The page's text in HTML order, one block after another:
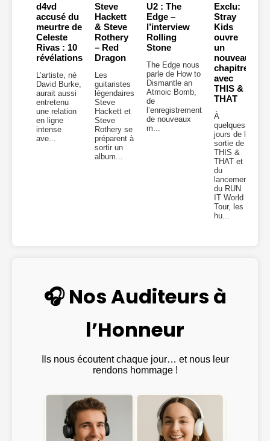
d4vd
accusé du
meurtre de
Celeste
Rivas : 10
révélations
L’artiste, né
David Burke,
aurait aussi
entretenu
une relation
en ligne
intense
ave...
Steve
Hackett
& Steve
Rothery
– Red
Dragon
Les
guitaristes
légendaires
Steve
Hackett et
Steve
Rothery se
préparent à
sortir un
album...
U2 : The
Edge –
l’interview
Rolling
Stone
The Edge nous
parle de How to
Dismantle an
Atmoic Bomb,
de
l’enregistrement
de nouveaux
m...
Exclu:
Stray
Kids
ouvre
un
nouveau
chapitre
avec
THIS &
THAT
À
quelques
jours de la
sortie de
THIS &
THAT et
du
lancement
du RUN
IT World
Tour, les
hu...
🎧 Nos Auditeurs à
l’Honneur
Ils nous écoutent chaque jour… et nous leur
rendons hommage !